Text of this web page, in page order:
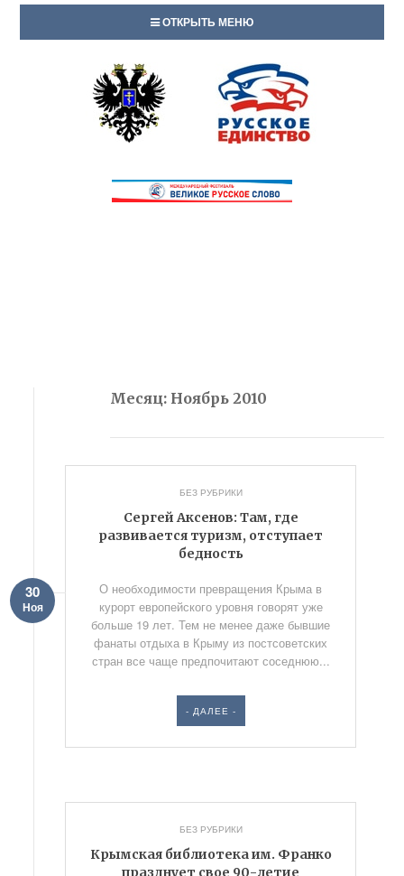
ОТКРЫТЬ МЕНЮ
Месяц: Ноябрь 2010
БЕЗ РУБРИКИ
Сергей Аксенов: Там, где
развивается туризм, отступает
бедность
30
Ноя
О необходимости превращения Крыма в
курорт европейского уровня говорят уже
больше 19 лет. Тем не менее даже бывшие
фанаты отдыха в Крыму из постсоветских
стран все чаще предпочитают соседнюю...
- ДАЛЕЕ -
БЕЗ РУБРИКИ
Крымская библиотека им. Франко
празднует свое 90-летие